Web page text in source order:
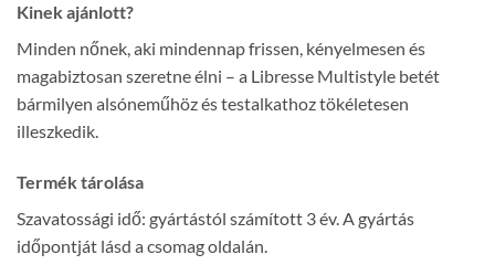
Kinek ajánlott?
Minden nőnek, aki mindennap frissen, kényelmesen és
magabiztosan szeretne élni – a Libresse Multistyle betét
bármilyen alsóneműhöz és testalkathoz tökéletesen
illeszkedik.
Termék tárolása
Szavatossági idő: gyártástól számított 3 év. A gyártás
időpontját lásd a csomag oldalán.